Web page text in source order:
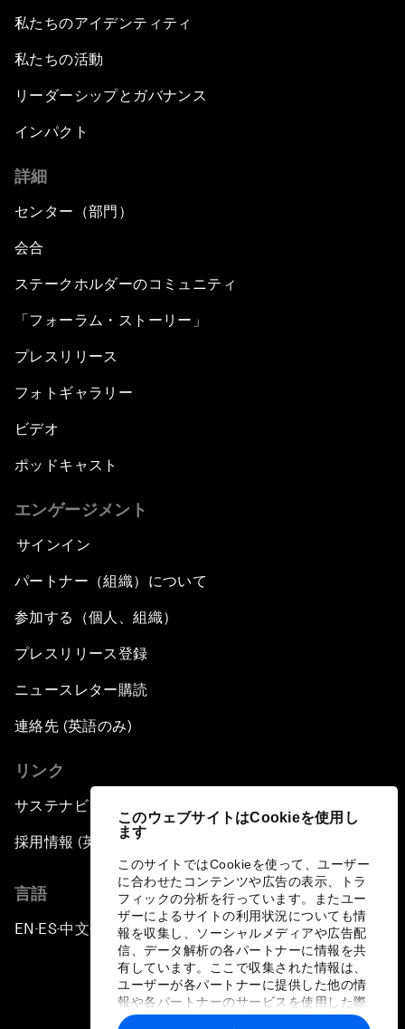
このウェブサイトはCookieを使用し
ます
このサイトではCookieを使って、ユーザー
に合わせたコンテンツや広告の表示、トラ
フィックの分析を行っています。またユー
ザーによるサイトの利用状況についても情
報を収集し、ソーシャルメディアや広告配
信、データ解析の各パートナーに情報を共
有しています。ここで収集された情報は、
ユーザーが各パートナーに提供した他の情
報や各パートナーのサービスを使用した際
に収集された情報と組み合わされ、各パー
私たちのアイデンティティ
私たちの活動
リーダーシップとガバナンス
インパクト
詳細
センター（部門）
会合
ステークホルダーのコミュニティ
「フォーラム・ストーリー」
プレスリリース
フォトギャラリー
ビデオ
ポッドキャスト
エンゲージメント
サインイン
パートナー（組織）について
参加する（個人、組織）
プレスリリース登録
ニュースレター購読
連絡先 (英語のみ)
リンク
サステナビリティへの取り組み
採用情報 (英語のみ)
言語
EN ▪ES▪中文▪ 日本語